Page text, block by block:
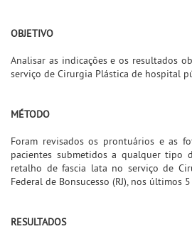
OBJETIVO
Analisar as indicações e os resultados
serviço de Cirurgia Plástica de hospital
MÉTODO
Foram revisados os prontuários e as
pacientes submetidos a qualquer tipo
retalho de fascia lata no serviço de
Federal de Bonsucesso (RJ), nos últimos
RESULTADOS